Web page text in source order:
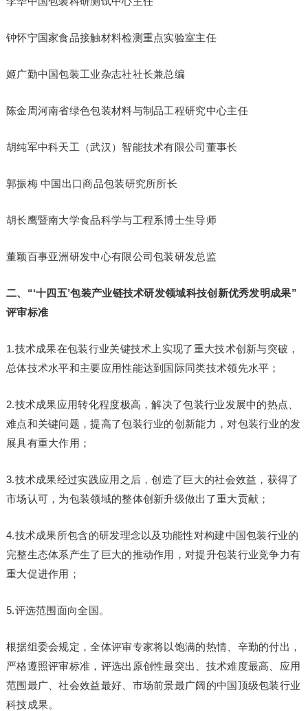
钟怀宁国家食品接触材料检测重点实验室主任
姬广勤中国包装工业杂志社社长兼总编
陈金周河南省绿色包装材料与制品工程研究中心主任
胡纯军中科天工（武汉）智能技术有限公司董事长
郭振梅 中国出口商品包装研究所所长
胡长鹰暨南大学食品科学与工程系博士生导师
董颖百事亚洲研发中心有限公司包装研发总监
二、 “‘十四五’包装产业链技术研发领域科技创新优秀发明成果”
评审标准
1.技术成果在包装行业关键技术上实现了重大技术创新与突破，
总体技术水平和主要应用性能达到国际同类技术领先水平；
2.技术成果应用转化程度极高，解决了包装行业发展中的热点、
难点和关键问题，提高了包装行业的创新能力，对包装行业的发
展具有重大作用；
3.技术成果经过实践应用之后，创造了巨大的社会效益，获得了
市场认可，为包装领域的整体创新升级做出了重大贡献；
4.技术成果所包含的研发理念以及功能性对构建中国包装行业的
完整生态体系产生了巨大的推动作用，对提升包装行业竞争力有
重大促进作用；
5.评选范围面向全国。
根据组委会规定，全体评审专家将以饱满的热情、辛勤的付出，
严格遵照评审标准，评选出原创性最突出、技术难度最高、应用
范围最广、社会效益最好、市场前景最广阔的中国顶级包装行业
科技成果。